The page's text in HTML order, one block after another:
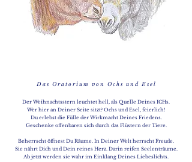
D a s O r a t o r i u m v o n O c h s u n d E s e l
Der Weihnachtsstern leuchtet hell, als Quelle Deines ICHs.
Wer hier an Deiner Seite sitzt? Ochs und Esel, feierlich!
Du erlebst die Fülle der Wirkmacht Deines Friedens.
Geschenke offenbaren sich durch das Flüstern der Tiere.
Beherrscht öffnest Du Räume. In Deiner Welt herrscht Freude.
Sie nährt Dich und Dein reines Herz. Darin reifen Seelenträume.
Ab jetzt werden sie wahr im Einklang Deines Liebeslichts.